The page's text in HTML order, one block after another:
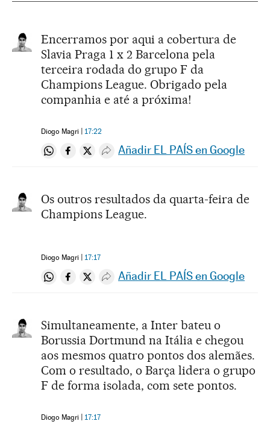
Encerramos por aqui a cobertura de
Slavia Praga 1 x 2 Barcelona pela
terceira rodada do grupo F da
Champions League. Obrigado pela
companhia e até a próxima!
Diogo Magri 17:22
Compartir en Whatsapp
Compartir en Facebook
Compartir en Twitter
Desplegar Redes Sociales
Añadir EL PAÍS en Google
Os outros resultados da quarta-feira de
Champions League.
Diogo Magri 17:17
Compartir en Whatsapp
Compartir en Facebook
Compartir en Twitter
Desplegar Redes Sociales
Añadir EL PAÍS en Google
Simultaneamente, a Inter bateu o
Borussia Dortmund na Itália e chegou
aos mesmos quatro pontos dos alemães.
Com o resultado, o Barça lidera o grupo
F de forma isolada, com sete pontos.
Diogo Magri 17:17